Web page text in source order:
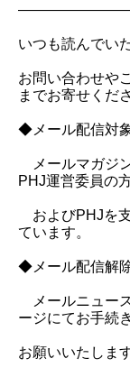
いつも読んでい
お問い合わせや
までお寄せくだ
◆メール配信対
メールマガジ
PHJ運営委員の方
およびPHJを
ています。
◆メール配信解
メールニュー
ージにてお手続
お願いいたします